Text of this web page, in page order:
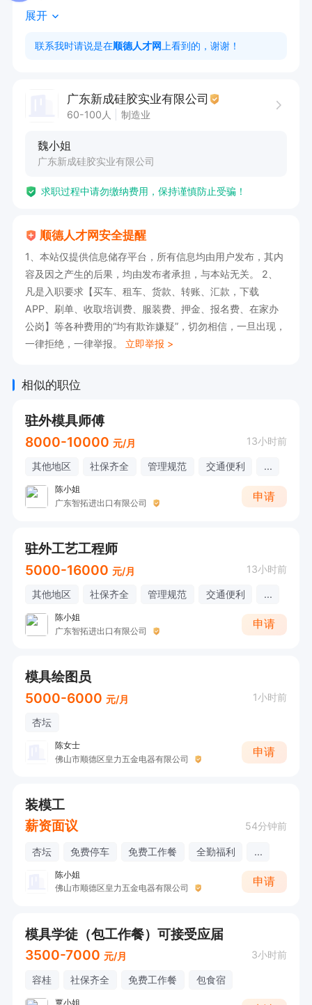
率与质量。
5. 与其他部门紧密协作，保障橡胶产品从设计到
供依据。
任职要求：
性。
胶产品图纸绘制。
3. 拥有丰富的橡胶产品设计与研发经验，具备解
决实际问题的能力。
4. 具备良好的沟通协作能力，能与跨部门团队有
效合作。
5. 工作认真负责，注重细节，有较强的执行力。
展开
联系我时请说是在顺德人才网 上看到的，谢谢！
广东新成硅胶实业有限公司
60-100人 制造业
魏小姐
广东新成硅胶实业有限公司
求职过程中请勿缴纳费用，保持谨慎防止受骗！
顺德人才网安全提醒
1、本站仅提供信息储存平台，所有信息均由用户发布，其内
容及因之产生的后果，均由发布者承担，与本站无关。 2、
凡是入职要求【买车、租车、货款、转账、汇款，下载
APP、刷单、收取培训费、服装费、押金、报名费、在家办
公岗】等各种费用的“均有欺诈嫌疑”，切勿相信，一旦出现，
一律拒绝，一律举报。 立即举报 >
相似的职位
驻外模具师傅
8000-10000 元/月 13小时前
其他地区 社保齐全 管理规范 交通便利 ...
陈小姐
广东智拓进出口有限公司
申请
驻外工艺工程师
5000-16000 元/月 13小时前
其他地区 社保齐全 管理规范 交通便利 ...
陈小姐
广东智拓进出口有限公司
申请
模具绘图员
5000-6000 元/月 1小时前
杏坛
陈女士
佛山市顺德区皇力五金电器有限公司
申请
装模工
薪资面议
54分钟前
杏坛 免费停车 免费工作餐 全勤福利 ...
陈小姐
佛山市顺德区皇力五金电器有限公司
申请
模具学徒（包工作餐）可接受应届
3500-7000 元/月 3小时前
容桂 社保齐全 免费工作餐 包食宿
覃小姐